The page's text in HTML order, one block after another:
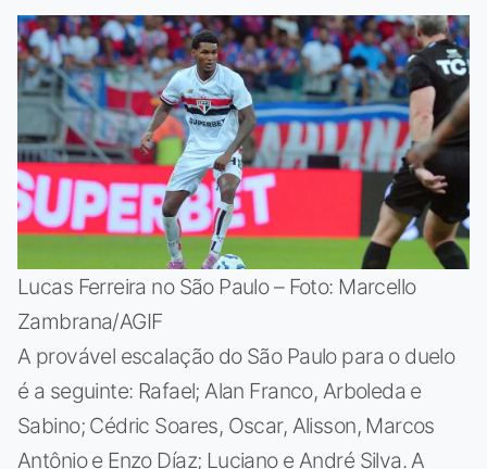
Lucas Ferreira no São Paulo – Foto: Marcello
Zambrana/AGIF
A provável escalação do São Paulo para o duelo
é a seguinte: Rafael; Alan Franco, Arboleda e
Sabino; Cédric Soares, Oscar, Alisson, Marcos
Antônio e Enzo Díaz; Luciano e André Silva. A